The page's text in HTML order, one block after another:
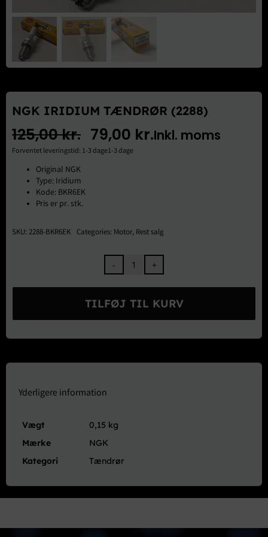
Kontakt Os
NGK IRIDIUM TÆNDRØR (2288)
125,00kr.
Den
oprindelige
pris
var:
125,00 kr..
79,00 kr.
Den
aktuelle
pris
79,00 kr..
Inkl. moms
Forventet leveringstid: 1-3 dage1-3 dage
Original NGK
Type: Iridium
Kode: BKR6EK
Pris er pr. stk.
SKU: 2288-BKR6EK Categories: Motor, Rest salg
NGK
Tændrør
(2288)
antal
TILFØJ TIL KURV
Yderligere information
Vægt
0,15 kg
Mærke
NGK
Kategori
Tændrør